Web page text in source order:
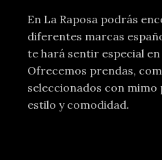
En La Raposa podrás
diferentes marcas
te hará sentir especial
Ofrecemos prendas,
seleccionados con
estilo y comodidad.